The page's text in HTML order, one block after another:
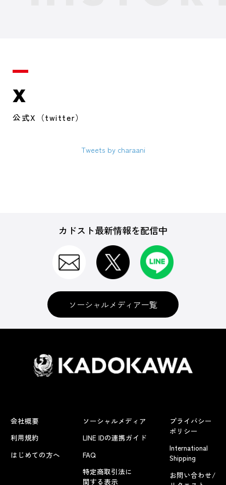
X
公式X（twitter）
Tweets by charaani
カドスト最新情報を配信中
ソーシャルメディア一覧
会社概要
利用規約
はじめての方へ
ソーシャルメディア
LINE IDの連携ガイド
FAQ
特定商取引法に
関する表示
プライバシー
ポリシー
International
Shipping
お問い合わせ/